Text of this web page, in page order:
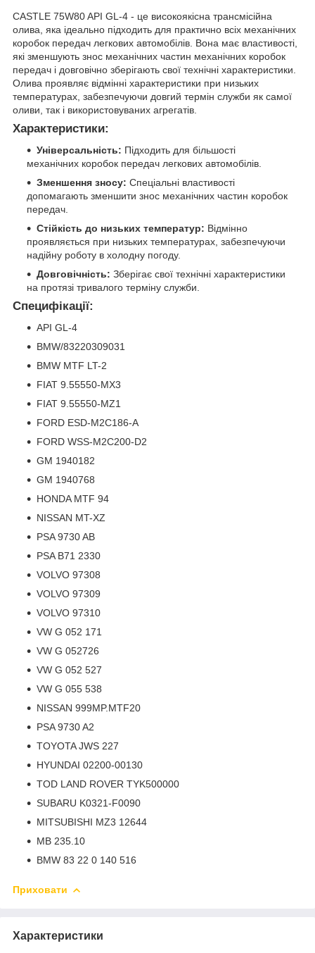
CASTLE 75W80 API GL-4 - це високоякісна трансмісійна
олива, яка ідеально підходить для практично всіх механічних
коробок передач легкових автомобілів. Вона має властивості,
які зменшують знос механічних частин механічних коробок
передач і довговічно зберігають свої технічні характеристики.
Олива проявляє відмінні характеристики при низьких
температурах, забезпечуючи довгий термін служби як самої
оливи, так і використовуваних агрегатів.
Характеристики:
Універсальність: Підходить для більшості
механічних коробок передач легкових автомобілів.
Зменшення зносу: Спеціальні властивості
допомагають зменшити знос механічних частин коробок
передач.
Стійкість до низьких температур: Відмінно
проявляється при низьких температурах, забезпечуючи
надійну роботу в холодну погоду.
Довговічність: Зберігає свої технічні характеристики
на протязі тривалого терміну служби.
Специфікації:
API GL-4
BMW/83220309031
BMW MTF LT-2
FIAT 9.55550-MX3
FIAT 9.55550-MZ1
FORD ESD-M2C186-A
FORD WSS-M2C200-D2
GM 1940182
GM 1940768
HONDA MTF 94
NISSAN MT-XZ
PSA 9730 AB
PSA B71 2330
VOLVO 97308
VOLVO 97309
VOLVO 97310
VW G 052 171
VW G 052726
VW G 052 527
VW G 055 538
NISSAN 999MP.MTF20
PSA 9730 A2
TOYOTA JWS 227
HYUNDAI 02200-00130
TOD LAND ROVER TYK500000
SUBARU K0321-F0090
MITSUBISHI MZ3 12644
MB 235.10
BMW 83 22 0 140 516
Приховати
Характеристики